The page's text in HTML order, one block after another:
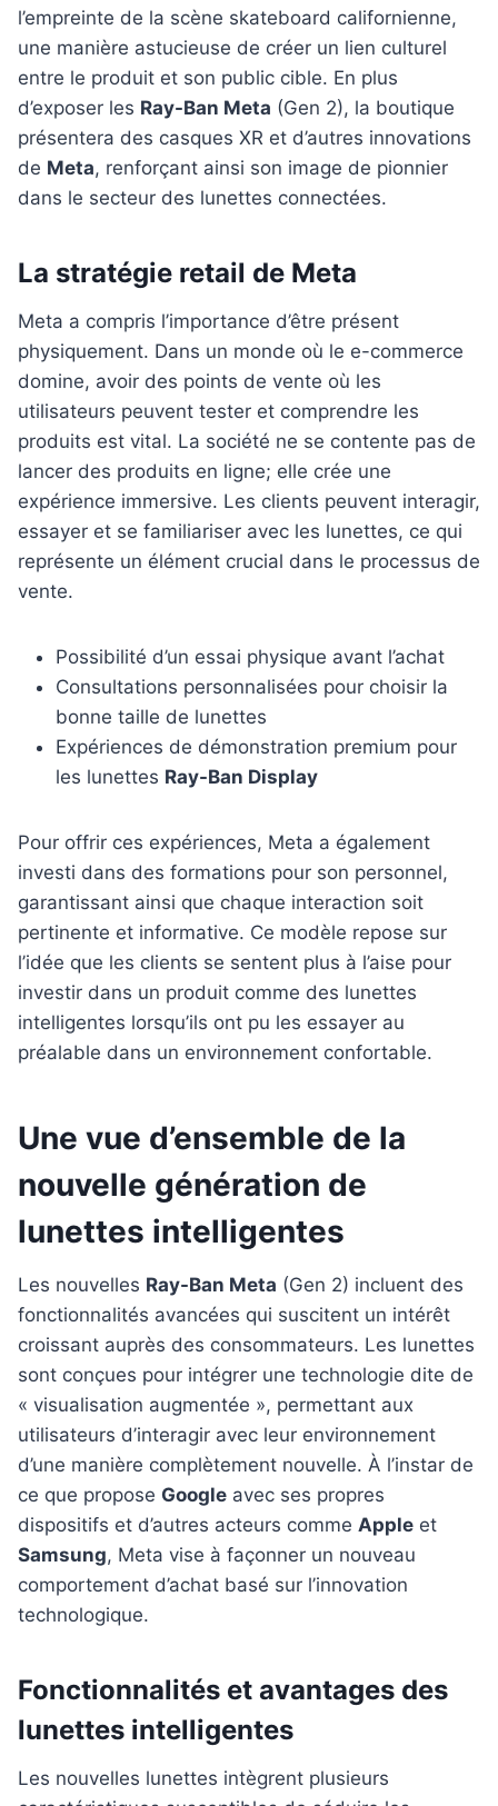
l’empreinte de la scène skateboard californienne,
une manière astucieuse de créer un lien culturel
entre le produit et son public cible. En plus
d’exposer les Ray-Ban Meta (Gen 2), la boutique
présentera des casques XR et d’autres innovations
de Meta, renforçant ainsi son image de pionnier
dans le secteur des lunettes connectées.
La stratégie retail de Meta
Meta a compris l’importance d’être présent
physiquement. Dans un monde où le e-commerce
domine, avoir des points de vente où les
utilisateurs peuvent tester et comprendre les
produits est vital. La société ne se contente pas de
lancer des produits en ligne; elle crée une
expérience immersive. Les clients peuvent interagir,
essayer et se familiariser avec les lunettes, ce qui
représente un élément crucial dans le processus de
vente.
Possibilité d’un essai physique avant l’achat
Consultations personnalisées pour choisir la
bonne taille de lunettes
Expériences de démonstration premium pour
les lunettes Ray-Ban Display
Pour offrir ces expériences, Meta a également
investi dans des formations pour son personnel,
garantissant ainsi que chaque interaction soit
pertinente et informative. Ce modèle repose sur
l’idée que les clients se sentent plus à l’aise pour
investir dans un produit comme des lunettes
intelligentes lorsqu’ils ont pu les essayer au
préalable dans un environnement confortable.
Une vue d’ensemble de la
nouvelle génération de
lunettes intelligentes
Les nouvelles Ray-Ban Meta (Gen 2) incluent des
fonctionnalités avancées qui suscitent un intérêt
croissant auprès des consommateurs. Les lunettes
sont conçues pour intégrer une technologie dite de
« visualisation augmentée », permettant aux
utilisateurs d’interagir avec leur environnement
d’une manière complètement nouvelle. À l’instar de
ce que propose Google avec ses propres
dispositifs et d’autres acteurs comme Apple et
Samsung, Meta vise à façonner un nouveau
comportement d’achat basé sur l’innovation
technologique.
Fonctionnalités et avantages des
lunettes intelligentes
Les nouvelles lunettes intègrent plusieurs